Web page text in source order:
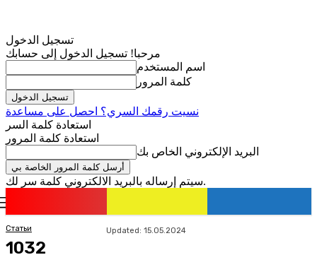
تسجيل الدخول
مرحبا! تسجيل الدخول إلى حسابك
اسم المستخدم
كلمة المرور
نسيت رقمك السري؟ احصل على مساعدة
استعادة كلمة السر
استعادة كلمة المرور
البريد الإلكتروني الخاص بك
سيتم إرساله بالبريد الالكتروني كلمة سر لك.
Статьи Updated: 15.05.2024
1032